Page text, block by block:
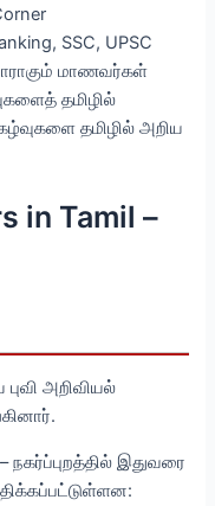
SSC, UPSC
மாணவர்கள்
தமிழில்
தமிழில் அறிய
in Tamil –
புவி அறிவியல்
இதுவரை